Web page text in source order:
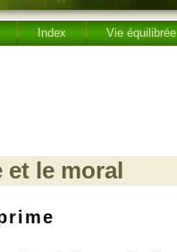
Index Vie équilibrée
et le moral